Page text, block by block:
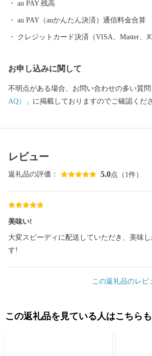
au PAY 残高
au PAY（auかんたん決済）通信料金合算
クレジットカード決済（VISA、Master、
お申し込みに関して
不明点がある場合、お問い合わせの多い質問
AQ）」 に掲載しておりますのでご確認くだ
レビュー
返礼品の評価： 5.0点（1件）
美味い!
大変スピーディに配送していただき、美味
す!
この返礼品のレビ
この返礼品を見ている人はこちら